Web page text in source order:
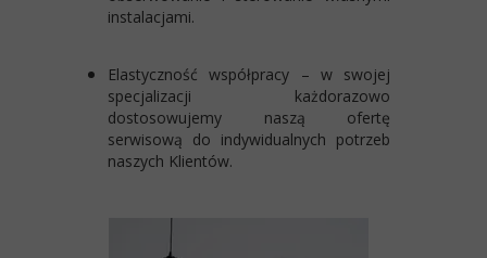
instalacjami.
Elastyczność współpracy – w swojej
specjalizacji każdorazowo
dostosowujemy naszą ofertę
serwisową do indywidualnych potrzeb
naszych Klientów.